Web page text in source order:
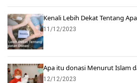
Kenali Lebih Dekat Tentang
11/12/2023
Apa itu donasi Menurut Islam
12/12/2023